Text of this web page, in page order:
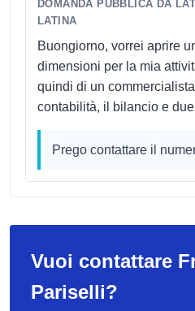
DOMANDA PUBBLICA DA
LATINA
Buongiorno, vorrei aprire
dimensioni per la mia
quindi di un
contabilità, il bilancio e
Prego contattare il
Vuoi contattare
Pariselli?